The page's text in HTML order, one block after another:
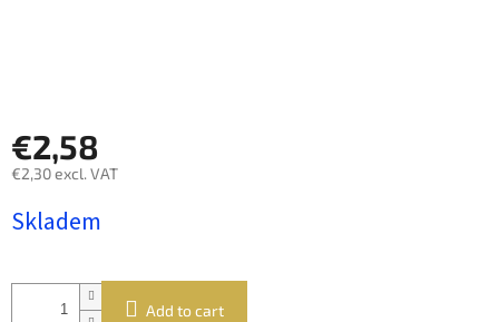
€2,58
€2,30 excl. VAT
price:
Skladem
Add to cart